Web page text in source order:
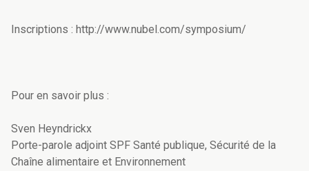
Inscriptions : http://www.nubel.com/symposium/
Pour en savoir plus :
Sven Heyndrickx
Porte-parole adjoint SPF Santé publique, Sécurité de la
Chaîne alimentaire et Environnement